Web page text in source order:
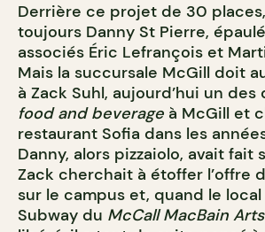
Derrière ce projet de 30
toujours Danny St Pierre,
associés Éric Lefrançois et
Mais la succursale McGill doit
à Zack Suhl, aujourd’hui un
food and beverage à McGill et
restaurant Sofia dans les
Danny, alors pizzaiolo, avait fait
Zack cherchait à étoffer l’offre
sur le campus et, quand le local
Subway du McCall MacBain